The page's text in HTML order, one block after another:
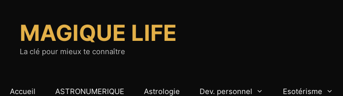
contenuMAGIQUE LIFE
La clé pour mieux te connaître
Accueil ASTRONUMERIQUE Astrologie Dev. personnel Esotérisme